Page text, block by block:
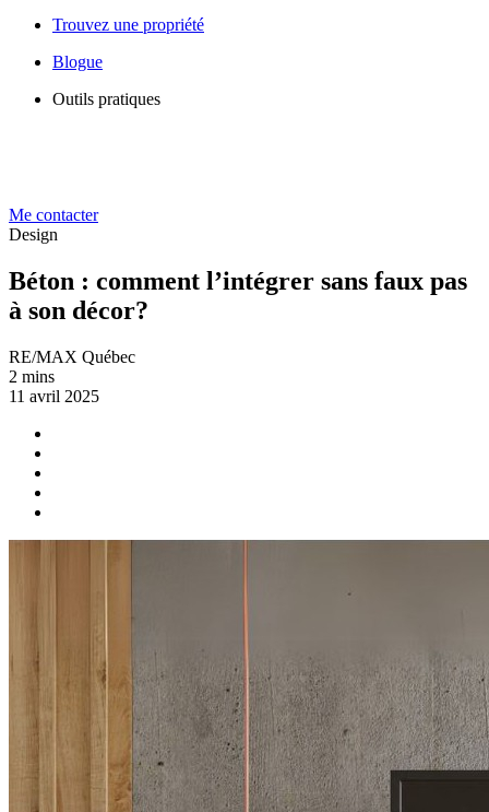
Trouvez une propriété
Blogue
Outils pratiques
Me contacter
Design
Béton : comment l’intégrer sans faux pas
à son décor?
RE/MAX Québec
2 mins
11 avril 2025